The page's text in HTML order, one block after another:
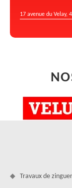
17 avenue du Velay,
Travaux de